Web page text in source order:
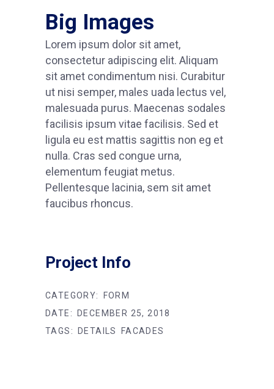
Big Images
Lorem ipsum dolor sit amet,
consectetur adipiscing elit. Aliquam
sit amet condimentum nisi. Curabitur
ut nisi semper, males uada lectus vel,
malesuada purus. Maecenas sodales
facilisis ipsum vitae facilisis. Sed et
ligula eu est mattis sagittis non eg et
nulla. Cras sed congue urna,
elementum feugiat metus.
Pellentesque lacinia, sem sit amet
faucibus rhoncus.
Project Info
CATEGORY:
FORM
DATE: DECEMBER 25, 2018
TAGS: DETAILS FACADES